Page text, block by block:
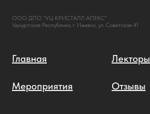
ООО ДПО "УЦ КРИСТАЛЛ АПЕКС"
Удмуртская Республика, г. Ижевск, ул. Советская 41
Главная
Мероприятия
Лекторы
Отзывы